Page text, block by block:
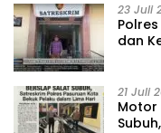
23 Juli
dan
21 Juli
‎Motor